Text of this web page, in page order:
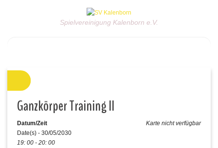
Spielvereinigung Kalenborn e.V.
Ganzkörper Training II
Karte nicht verfügbar
Datum/Zeit
Date(s) - 30/05/2030
19: 00 - 20: 00